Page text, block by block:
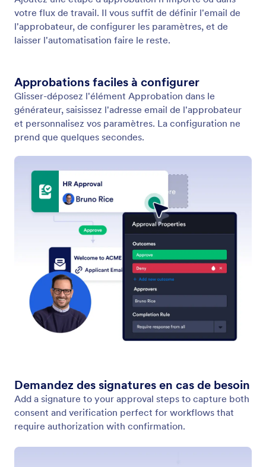
Approbation. Glissez-déposez les étapes
d'approbation dans votre flux de travail, notifiez
automatiquement les approbateurs et laissez-les
approuver les demandes en un seul clic.
Envoyer un formulaire
Assignez automatiquement des formulaires aux
bonnes personnes au bon moment. Avec l'élément
Envoyer un formulaire des flux de travail Jotform,